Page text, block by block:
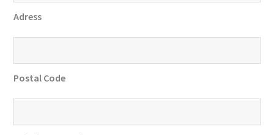
Adress
Postal Code